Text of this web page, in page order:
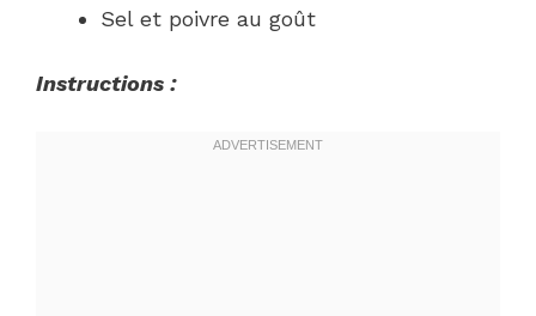
Sel et poivre au goût
Instructions :